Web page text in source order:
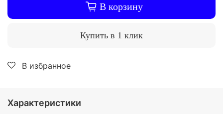
В корзину
Купить в 1 клик
В избранное
Характеристики